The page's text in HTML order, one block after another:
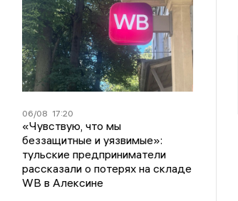
06/08 17:20
«Чувствую, что мы
беззащитные и уязвимые»:
тульские предприниматели
рассказали о потерях на складе
WB в Алексине